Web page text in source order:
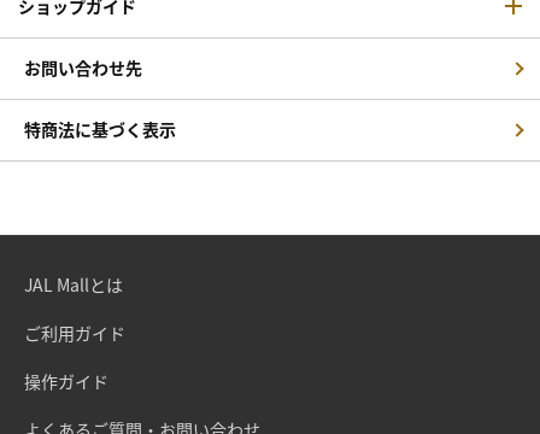
ショップガイド
お問い合わせ先
特商法に基づく表示
JAL Mallとは
ご利用ガイド
操作ガイド